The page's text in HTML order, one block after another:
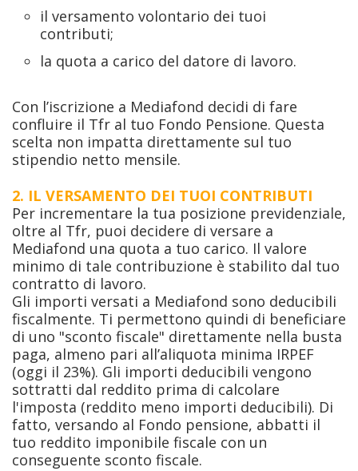
il versamento volontario dei tuoi
contributi;
la quota a carico del datore di lavoro.
Con l’iscrizione a Mediafond decidi di fare
confluire il Tfr al tuo Fondo Pensione. Questa
scelta non impatta direttamente sul tuo
stipendio netto mensile.
2. IL VERSAMENTO DEI TUOI CONTRIBUTI
Per incrementare la tua posizione previdenziale,
oltre al Tfr, puoi decidere di versare a
Mediafond una quota a tuo carico. Il valore
minimo di tale contribuzione è stabilito dal tuo
contratto di lavoro.
Gli importi versati a Mediafond sono deducibili
fiscalmente. Ti permettono quindi di beneficiare
di uno "sconto fiscale" direttamente nella busta
paga, almeno pari all’aliquota minima IRPEF
(oggi il 23%). Gli importi deducibili vengono
sottratti dal reddito prima di calcolare
l'imposta (reddito meno importi deducibili). Di
fatto, versando al Fondo pensione, abbatti il
tuo reddito imponibile fiscale con un
conseguente sconto fiscale.